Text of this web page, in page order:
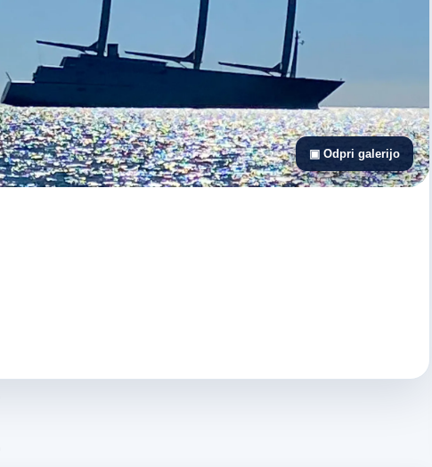
▣ Odpri galerijo